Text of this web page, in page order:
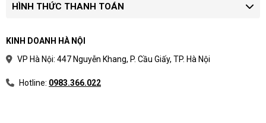
HÌNH THỨC THANH TOÁN
KINH DOANH HÀ NỘI
VP Hà Nội: 447 Nguyễn Khang, P. Cầu Giấy, TP. Hà Nội
Hotline: 0983.366.022